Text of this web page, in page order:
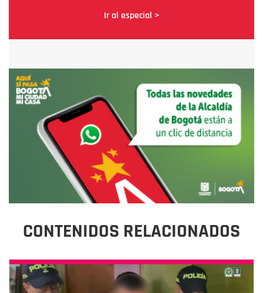
Ir al especial >
CONTENIDOS RELACIONADOS